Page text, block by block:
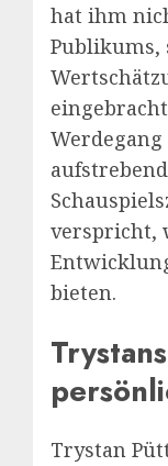
hat ihm
Publikums,
verspricht,
bieten.
Trystan